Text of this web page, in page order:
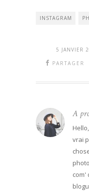
INSTAGRAM
5 JANVIER
PARTAGER
A
vrai
com'